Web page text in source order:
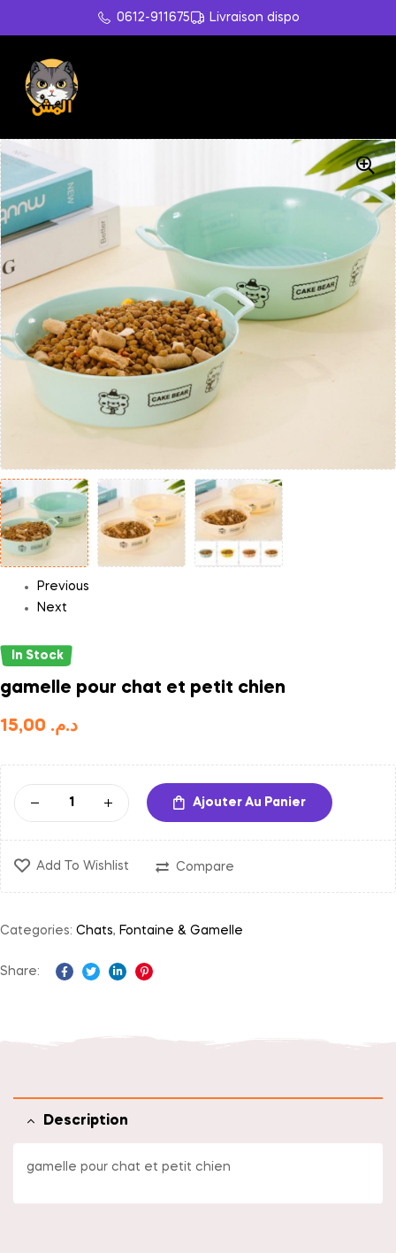
0612-911675 Livraison dispo
Previous
Next
In Stock
gamelle pour chat et petit chien
د.م.
Ajouter Au Panier
Add To Wishlist Compare
Categories: Chats, Fontaine & Gamelle
Share:
Description
gamelle pour chat et petit chien